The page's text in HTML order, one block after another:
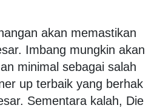
akan memastikan
Imbang mungkin akan
minimal sebagai salah
up terbaik yang berhak
Sementara kalah, Die